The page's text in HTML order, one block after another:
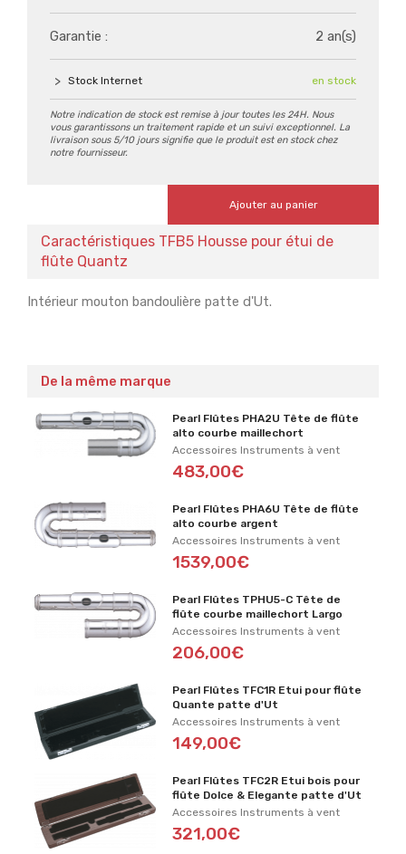
Garantie : 2 an(s)
Stock Internet en stock
Notre indication de stock est remise à jour toutes les 24H. Nous
vous garantissons un traitement rapide et un suivi exceptionnel. La
livraison sous 5/10 jours signifie que le produit est en stock chez
notre fournisseur.
Ajouter au panier
Caractéristiques TFB5 Housse pour étui de
flûte Quantz
Intérieur mouton bandoulière patte d'Ut.
De la même marque
Pearl Flûtes PHA2U Tête de flûte
alto courbe maillechort
Accessoires Instruments à vent
483,00€
Pearl Flûtes PHA6U Tête de flûte
alto courbe argent
Accessoires Instruments à vent
1539,00€
Pearl Flûtes TPHU5-C Tête de
flûte courbe maillechort Largo
Accessoires Instruments à vent
206,00€
Pearl Flûtes TFC1R Etui pour flûte
Quante patte d'Ut
Accessoires Instruments à vent
149,00€
Pearl Flûtes TFC2R Etui bois pour
flûte Dolce & Elegante patte d'Ut
Accessoires Instruments à vent
321,00€